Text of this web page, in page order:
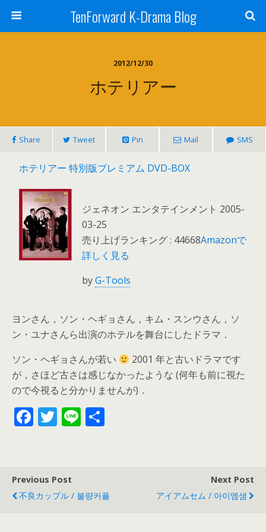
TenForward K-Drama Blog
2012/12/30
ホテリアー
Share Tweet Pin Mail SMS
ホテリアー 特別版プレミアム DVD-BOX
ジェネオン エンタテインメント 2005-
03-25
売り上げランキング : 44668Amazonで
詳しく見る
byG-Tools
ヨンさん，ソン・ヘギョさん，キム・スンウさん，ソ
ン・ユナさんら出演のホテルを舞台にしたドラマ．
ソン・ヘギョさんが若い
2001 年と古いドラマです
が，さほど古さは感じなかったような (何年も前に視た
ので今視ると分かりませんが)．
F
b
o
T
er
Li
Previous Post
不良カップル / 불량커플
Next Post
アイアムセム / 아이엠샘